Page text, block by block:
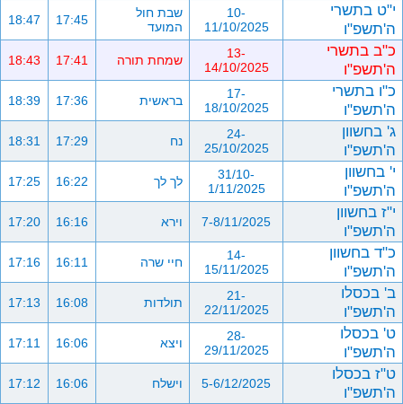
י"ט בתשרי
ה'תשפ"ו
10-
11/10/2025
שבת חול
המועד
17:45
18:47
כ"ב בתשרי
ה'תשפ"ו
13-
14/10/2025
שמחת תורה 17:41
18:43
כ"ו בתשרי
ה'תשפ"ו
17-
18/10/2025
בראשית 17:36
18:39
ג' בחשוון
ה'תשפ"ו
24-
25/10/2025
נח 17:29
18:31
י' בחשוון
ה'תשפ"ו
31/10-
1/11/2025
לך לך 16:22
17:25
י"ז בחשוון
ה'תשפ"ו
7-8/11/2025 וירא 16:16
17:20
כ"ד בחשוון
ה'תשפ"ו
14-
15/11/2025
חיי שרה 16:11
17:16
ב' בכסלו
ה'תשפ"ו
21-
22/11/2025
תולדות 16:08
17:13
ט' בכסלו
ה'תשפ"ו
28-
29/11/2025
ויצא 16:06
17:11
ט"ז בכסלו
ה'תשפ"ו
5-6/12/2025 וישלח 16:06
17:12